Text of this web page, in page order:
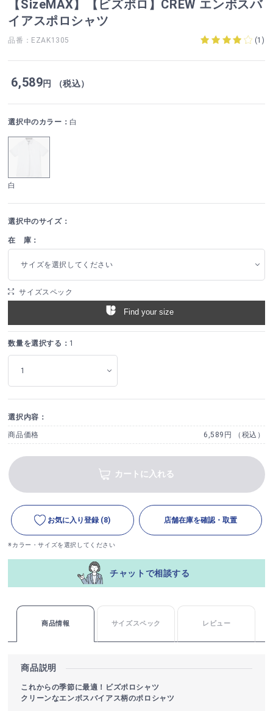
【SizeMAX】【ビズポロ】CREW エンボスバ
イアスポロシャツ
品番：EZAK1305 (1 )
6,589円 （税込）
選択中のカラー： 白
白
選択中のサイズ：
在 庫：
サイズを選択してください
サイズスペック
Find your size
数量を選択する： 1
選択内容：
商品価格 6,589円 （税込）
カートに入れる
お気に入り登録 (8) 店舗在庫を確認・取置
※カラー・サイズを選択してください
チャットで相談する
商品情報 サイズスペック レビュー
商品説明
これからの季節に最適！ビズポロシャツ
クリーンなエンボスバイアス柄のポロシャツ